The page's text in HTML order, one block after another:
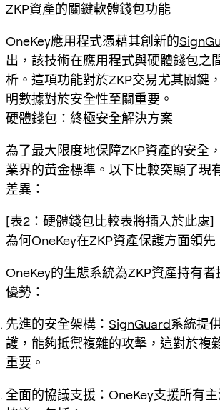
ZKP資產的關鍵軟體錢包功能
OneKey應用程式憑藉其創新的
出，該技術在應用程式與硬體錢包之
析。這項功能對於ZKP交易尤其關鍵
明數據對於安全性至關重要。
硬體錢包：終極安全解決方案
為了最大限度地保障ZKP資產的安全
業界的黃金標準。以下比較突顯了現
差異：
[表2：硬體錢包比較表將插入於此處]
為何OneKey在ZKP資產保護方面領先
OneKey的生態系統為ZKP資產持有
優勢：
先進的安全架構 ： SignGuard系統提
護，能夠抵禦複雜的攻擊，這對於複
重要。
全面的協議支援 ：OneKey支援所有